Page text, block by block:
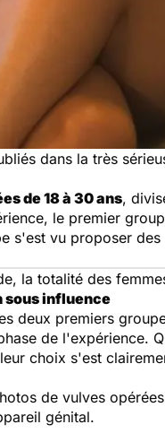
dans la très
de 18 à 30 ans,
le premier
s'est vu proposer
la totalité des
sous influence
deux premiers
de l'expérience.
choix s'est
de vulves
génital.